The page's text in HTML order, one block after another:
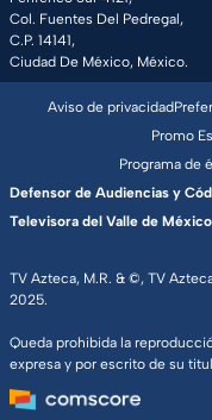
Col. Fuentes Del Pedregal,
C.P. 14141,
Ciudad De México, México.
TV Azteca, M.R. & ©, TV
2025.
Queda prohibida la
expresa y por escrito de su
Aviso de privacidad
Promo
Programa de
Defensor de Audiencias y
Televisora del Valle de México